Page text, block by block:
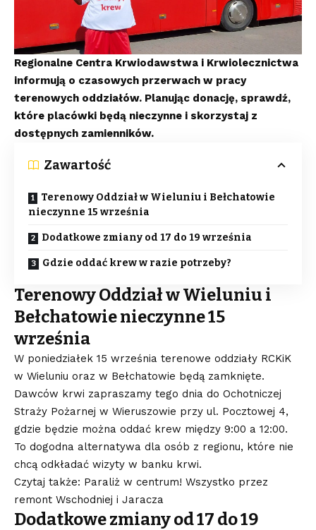
Regionalne Centra Krwiodawstwa i Krwiolecznictwa
informują o czasowych przerwach w pracy
terenowych oddziałów. Planując donację, sprawdź,
które placówki będą nieczynne i skorzystaj z
dostępnych zamienników.
Zawartość
Terenowy Oddział w Wieluniu i Bełchatowie
nieczynne 15 września
Dodatkowe zmiany od 17 do 19 września
Gdzie oddać krew w razie potrzeby?
Terenowy Oddział w Wieluniu i
Bełchatowie nieczynne 15
września
W poniedziałek 15 września terenowe oddziały RCKiK
w Wieluniu oraz w Bełchatowie będą zamknięte.
Dawców krwi zapraszamy tego dnia do Ochotniczej
Straży Pożarnej w Wieruszowie przy ul. Pocztowej 4,
gdzie będzie można oddać krew między 9:00 a 12:00.
To dogodna alternatywa dla osób z regionu, które nie
chcą odkładać wizyty w banku krwi.
Czytaj także: Paraliż w centrum! Wszystko przez
remont Wschodniej i Jaracza
Dodatkowe zmiany od 17 do 19